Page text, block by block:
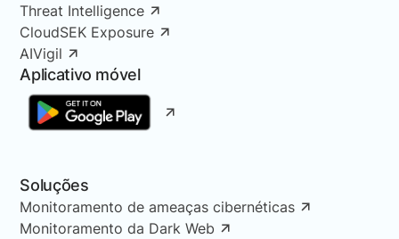
Threat Intelligence
CloudSEK Exposure
AIVigil
Aplicativo móvel
Soluções
Monitoramento de ameaças cibernéticas
Monitoramento da Dark Web